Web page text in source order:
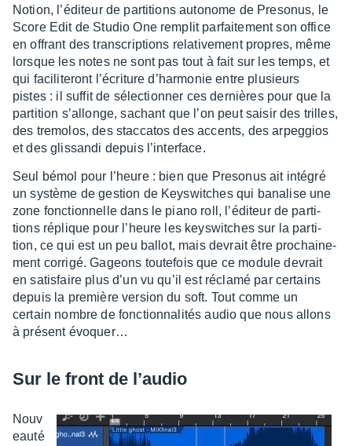
Notion, l’édi­teur de parti­tions auto­nome de Preso­nus, le
Score Edit de Studio One remplit parfai­te­ment son office
en offrant des trans­crip­tions rela­ti­ve­ment propres, même
lorsque les notes ne sont pas tout à fait sur les temps, et
qui faci­li­te­ront l’écri­ture d’har­mo­nie entre plusieurs
pistes : il suffit de sélec­tion­ner ces dernières pour que la
parti­tion s’al­longe, sachant que l’on peut saisir des trilles,
des tremo­los, des stac­ca­tos des accents, des arpeg­gios
et des glis­sandi depuis l’in­ter­face.
Seul bémol pour l’heure : bien que Preso­nus ait inté­gré
un système de gestion de Keys­witches qui bana­lise une
zone fonc­tion­nelle dans le piano roll, l’édi­teur de parti­
tions réplique pour l’heure les keys­witches sur la parti­
tion, ce qui est un peu ballot, mais devrait être prochai­ne­
ment corrigé. Gageons toute­fois que ce module devrait
en satis­faire plus d’un vu qu’il est réclamé par certains
depuis la première version du soft. Tout comme un
certain nombre de fonc­tion­na­li­tés audio que nous allons
à présent évoquer…
Sur le front de l’au­dio
Nouv
eauté